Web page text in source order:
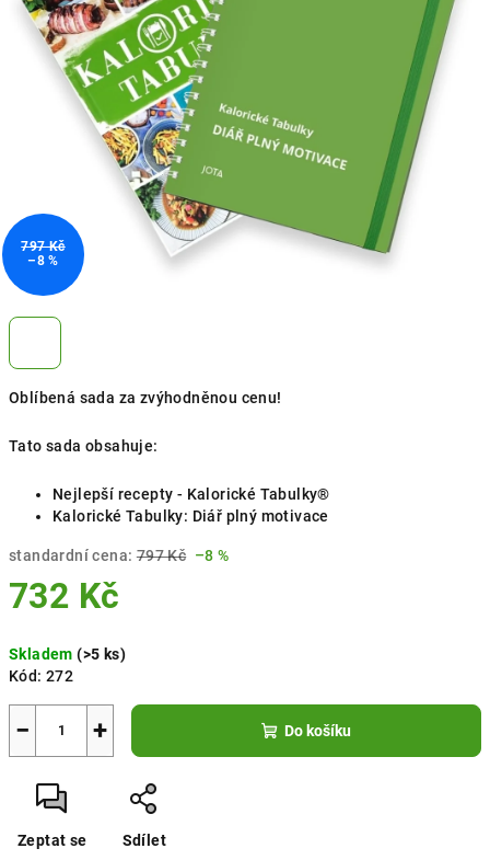
Oblíbená sada za zvýhodněnou cenu!
Tato sada obsahuje:
Nejlepší recepty - Kalorické Tabulky®
Kalorické Tabulky: Diář plný motivace
standardní cena: 797 Kč –8 %
732 Kč
cena:
Skladem(>5 ks)
Kód: 272
+
− Do košíku
Zeptat se Sdílet
797 Kč
–8 %